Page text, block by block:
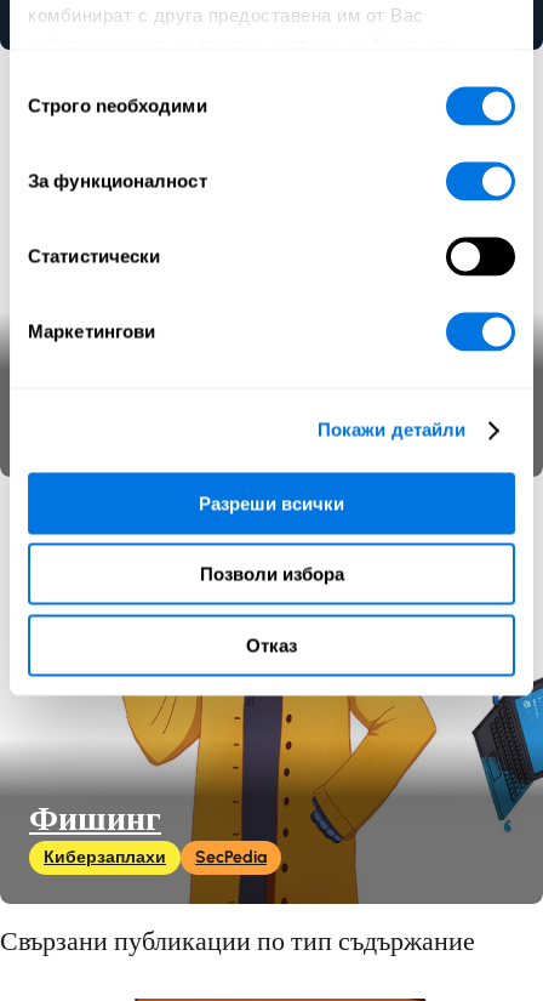
комбинират с друга предоставена им от Вас
наСтрого nеобходими
За функционалност
Статистически
Маркетингови
Покажи детайли
Разреши всички
Позволи избора
Отказ
Фишинг
Киберзаплахи SecPedia
Свързани публикации по тип съдържание